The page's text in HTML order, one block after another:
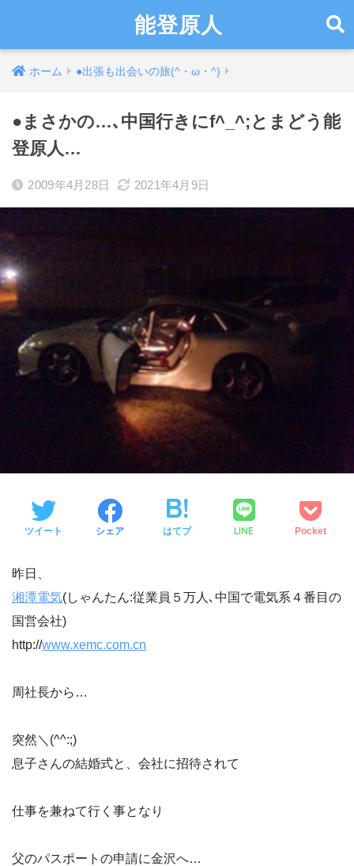
能登原人
ホーム ●出張も出会いの旅(^・ω・^)
●まさかの…､中国行きにf^_^;とまどう能
登原人…
2009年4月28日 2021年4月9日
ツイート シェア はてブ LINE Pocket
昨日、
湘潭電気(しゃんたん:従業員５万人､中国で電気系４番目の
国営会社)
http://www.xemc.com.cn
周社長から…
突然＼(^^:;)
息子さんの結婚式と、会社に招待されて
仕事を兼ねて行く事となり
父のパスポートの申請に金沢へ…